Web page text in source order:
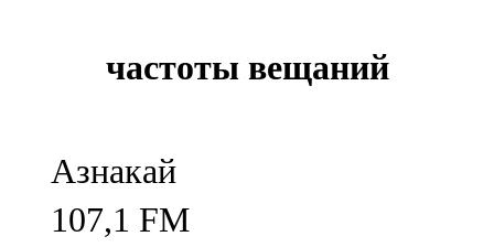
частоты вещаний
Азнакай
107,1 FM